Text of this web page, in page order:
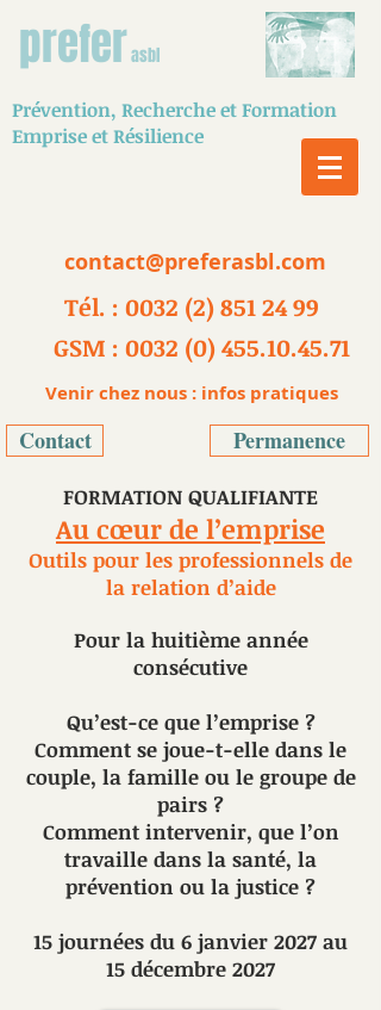
preferasbl
Prévention, Rechercheet Formation
Emprise et Résilience
contact@preferasbl.com
Tél. : 0032 (2) 851 24 99
GSM : 0032 (0) 455.10.45.71
Venir chez nous : infos pratiques
Contact Permanence
FORMATION QUALIFIANTE
Au cœur de l’emprise
Outils pour les professionnels de
la relation d’aide
Pour la huitième année
consécutive
Qu’est-ce que l’emprise ?
Comment se joue-t-elle dans le
couple, la famille ou le groupe de
pairs ?
Comment intervenir, que l’on
travaille dans la santé, la
prévention ou la justice ?
15 journées du 6 janvier 2027 au
15 décembre 2027